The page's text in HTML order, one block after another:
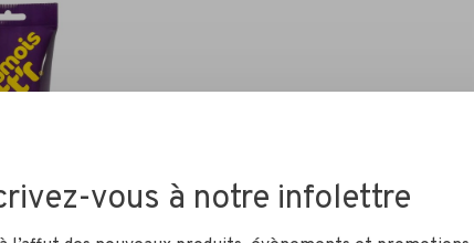
vous à notre infolettre